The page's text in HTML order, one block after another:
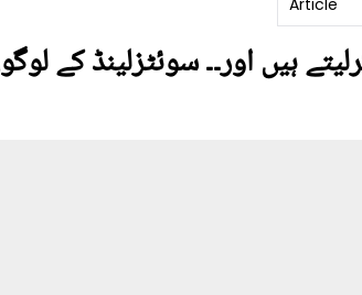
ہیں اور۔۔ سوئٹزلینڈ